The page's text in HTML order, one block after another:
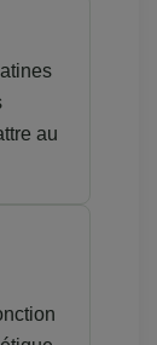
au